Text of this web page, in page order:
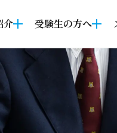
介 受験生の方へ